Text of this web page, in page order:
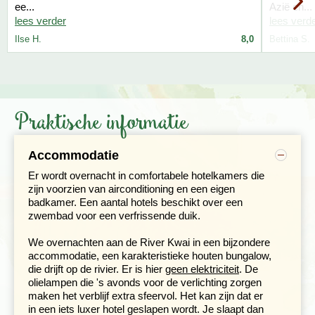
Het tempelhart van Thailand
Dag 8. Khao Yai NP - Phimai - Korat
het ‘Angkor Wat van Thailand’. Phimai was 800 jaar
geleden met een 225 km lange weg verbonden met de
tempels liggen van de gebaande paden en worden
nauwelijks bezocht door toeristen. We bezoeken de stad
Saraburi onderweg naar Sukothai. Hier is onder andere
Wat Phra Phutthabat, waar een voetafdruk van boeddha
wordt bewaard. Deze tempel is gebouwd in 1624 en is
daarmee één van de oudste van Thailand.
ee...
lees verder
Ilse H. 8,0
Azië en...
Praktische informatie
Accommodatie
Er wordt overnacht in comfortabele hotelkamers die
zijn voorzien van airconditioning en een eigen
badkamer. Een aantal hotels beschikt over een
zwembad voor een verfrissende duik.
We overnachten aan de River Kwai in een bijzondere
accommodatie, een karakteristieke houten bungalow,
die drijft op de rivier. Er is hier geen elektriciteit. De
olielampen die 's avonds voor de verlichting zorgen
maken het verblijf extra sfeervol. Het kan zijn dat er
in een iets luxer hotel geslapen wordt. Je slaapt dan